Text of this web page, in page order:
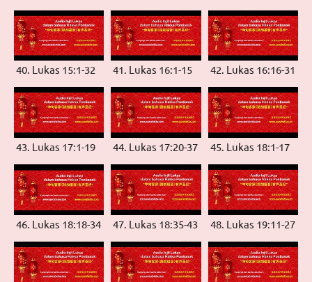
40. Lukas 15:1-32 41. Lukas 16:1-15 42. Lukas 16:16-31
43. Lukas 17:1-19 44. Lukas 17:20-37 45. Lukas 18:1-17
46. Lukas 18:18-34 47. Lukas 18:35-43 48. Lukas 19:11-27